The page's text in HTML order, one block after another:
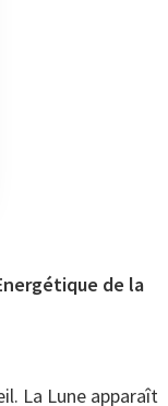
de la
La Lune apparaît